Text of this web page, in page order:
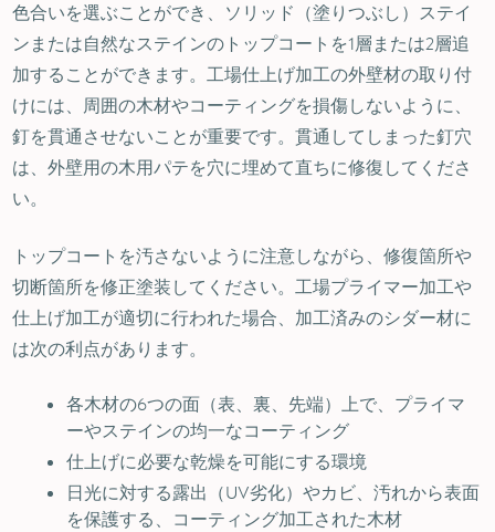
色合いを選ぶことができ、ソリッド（塗りつぶし）ステイ
ンまたは自然なステインのトップコートを1層または2層追
加することができます。工場仕上げ加工の外壁材の取り付
けには、周囲の木材やコーティングを損傷しないように、
釘を貫通させないことが重要です。貫通してしまった釘穴
は、外壁用の木用パテを穴に埋めて直ちに修復してくださ
い。
トップコートを汚さないように注意しながら、修復箇所や
切断箇所を修正塗装してください。工場プライマー加工や
仕上げ加工が適切に行われた場合、加工済みのシダー材に
は次の利点があります。
各木材の6つの面（表、裏、先端）上で、プライマ
ーやステインの均一なコーティング
仕上げに必要な乾燥を可能にする環境
日光に対する露出（UV劣化）やカビ、汚れから表面
を保護する、コーティング加工された木材